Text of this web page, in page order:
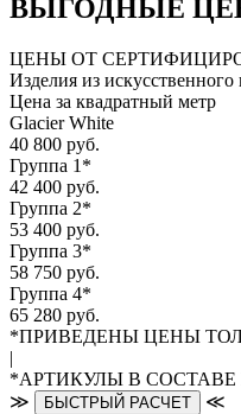
ВЫГОДНЫЕ
ЦЕНЫ ОТ
Изделия из
Цена за квадратный метр
Glacier White
40 800 руб.
Группа 1*
42 400 руб.
Группа 2*
53 400 руб.
Группа 3*
58 750 руб.
Группа 4*
65 280 руб.
*ПРИВЕДЕНЫ ЦЕНЫ
|
*АРТИКУЛЫ В
≫
БЫСТРЫЙ РАСЧЕТ ≪